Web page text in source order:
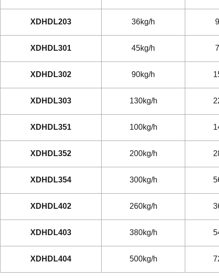
XDHDL203 36kg/h
XDHDL301 45kg/h
XDHDL302 90kg/h
XDHDL303 130kg/h
XDHDL351 100kg/h
XDHDL352 200kg/h
XDHDL354 300kg/h
XDHDL402 260kg/h
XDHDL403 380kg/h
XDHDL404 500kg/h